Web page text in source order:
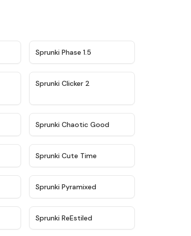
Sprunki Phase 1.5
Sprunki Clicker 2
★
Sprunki Chaotic Good
Sprunki Cute Time
Sprunki Pyramixed
Sprunki ReEstiled